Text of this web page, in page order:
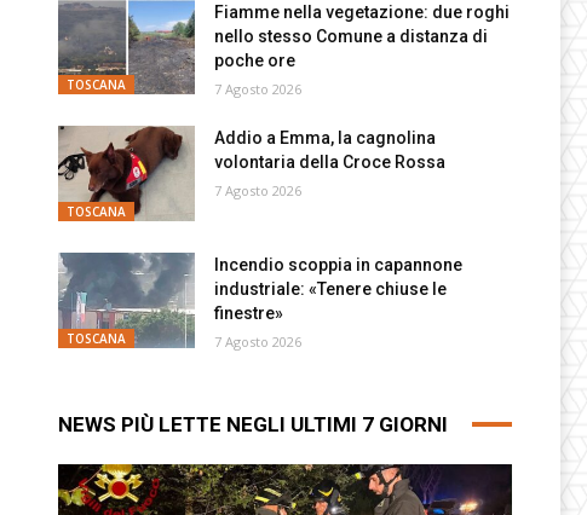
TOSCANA
Fiamme nella vegetazione: due roghi
nello stesso Comune a distanza di
poche ore
7 Agosto 2026
TOSCANA
Addio a Emma, la cagnolina
volontaria della Croce Rossa
7 Agosto 2026
TOSCANA
Incendio scoppia in capannone
industriale: «Tenere chiuse le
finestre»
7 Agosto 2026
NEWS PIÙ LETTE NEGLI ULTIMI 7 GIORNI